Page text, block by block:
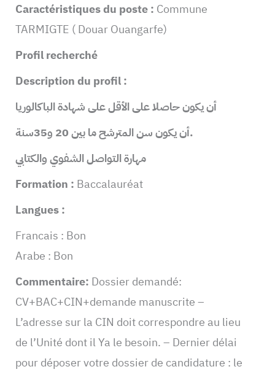
Caractéristiques du poste : Commune
TARMIGTE ( Douar Ouangarfe)
Profil recherché
Description du profil :
أن يكون سن المترشح ما بين 20 و35سنة.
مهارة التواصل الشفوي والكتابي
Formation : Baccalauréat
Langues :
Francais : Bon
Arabe : Bon
Commentaire: Dossier demandé:
CV+BAC+CIN+demande manuscrite –
L’adresse sur la CIN doit correspondre au lieu
de l’Unité dont il Ya le besoin. – Dernier délai
pour déposer votre dossier de candidature : le